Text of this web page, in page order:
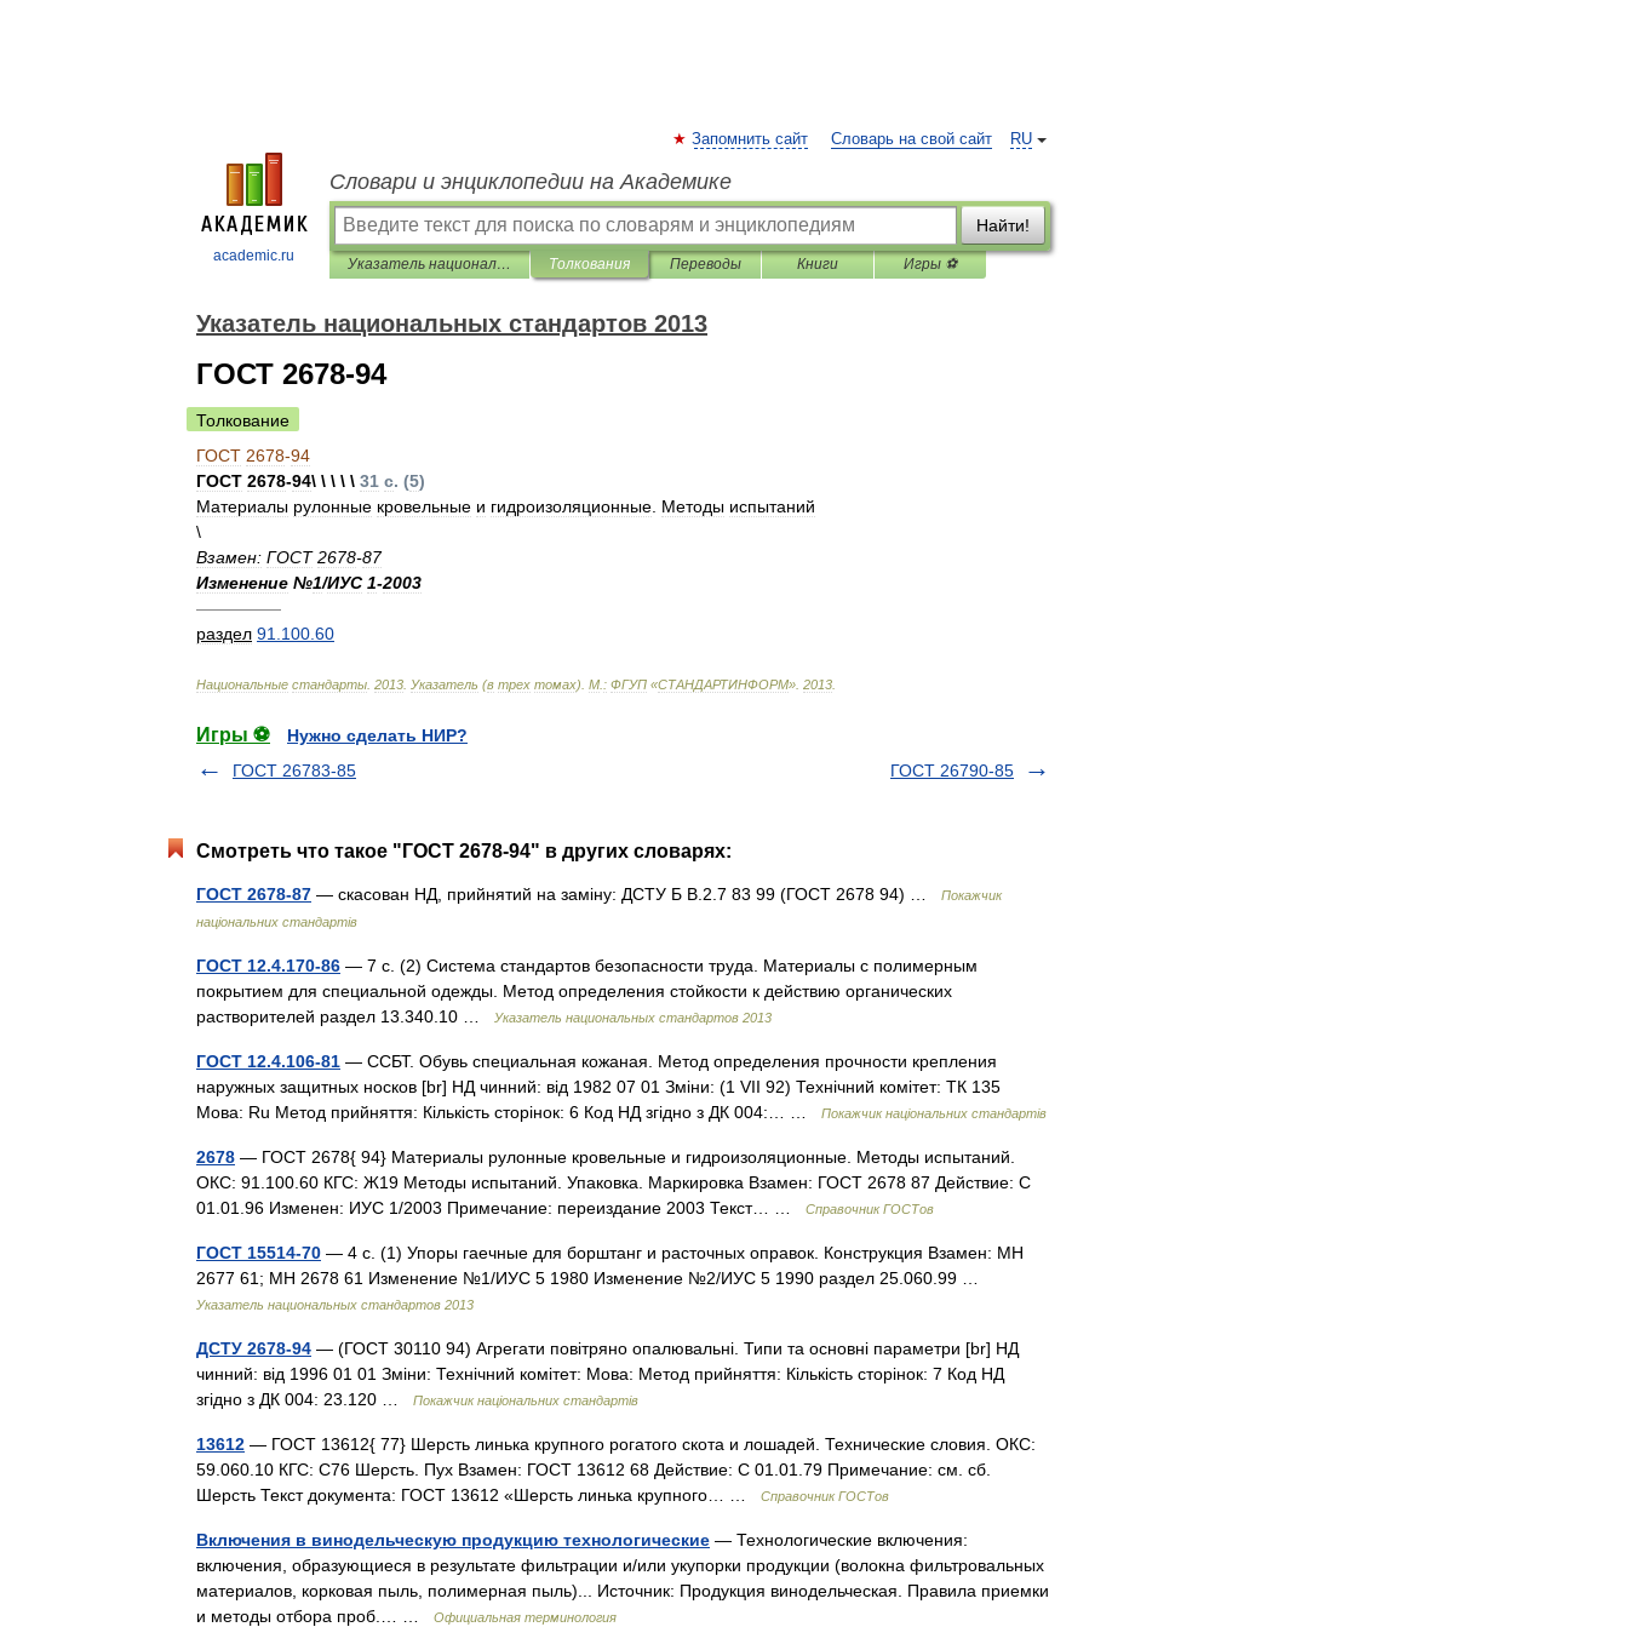
academic.ru
RU
Запомнить сайт Словарь на свой сайт
Словари и энциклопедии на Академике
Найти!
Указатель национальных стандартов 2013 Толкования Переводы Книги Игры ⚽
Указатель национальных стандартов 2013
ГОСТ 2678-94
Толкование
ГОСТ 2678-94
ГОСТ 2678-94\ \ \ \ \ 31 с. (5)
Материалы рулонные кровельные и гидроизоляционные Методы испытаний
\
Взамен: ГОСТ 2678-87
Изменение №1/ИУС 1-2003
—————
раздел 91 100 60
Национальные стандарты 2013 Указатель (в трех томах). М : ФГУП «СТАНДАРТИНФОРМ» 2013
Игры ⚽
Нужно сделать НИР?
ГОСТ 26783-85
ГОСТ 26790-85
Смотреть что такое "ГОСТ 2678-94" в других словарях:
ГОСТ 2678-87 — скасован НД, прийнятий на заміну: ДСТУ Б В.2.7 83 99 (ГОСТ 2678 94) …
Покажчик
національних стандартів
ГОСТ 12.4.170-86 — 7 с. (2) Система стандартов безопасности труда. Материалы с полимерным
покрытием для специальной одежды. Метод определения стойкости к действию органических
растворителей раздел 13.340.10 …
Указатель национальных стандартов 2013
ГОСТ 12.4.106-81 — ССБТ. Обувь специальная кожаная. Метод определения прочности крепления
наружных защитных носков [br] НД чинний: від 1982 07 01 Зміни: (1 VII 92) Технічний комітет: ТК 135
Мова: Ru Метод прийняття: Кількість сторінок: 6 Код НД згідно з ДК 004:… …
Покажчик національних стандартів
2678 — ГОСТ 2678{ 94} Материалы рулонные кровельные и гидроизоляционные. Методы испытаний.
ОКС: 91.100.60 КГС: Ж19 Методы испытаний. Упаковка. Маркировка Взамен: ГОСТ 2678 87 Действие: С
01.01.96 Изменен: ИУС 1/2003 Примечание: переиздание 2003 Текст… …
Справочник ГОСТов
ГОСТ 15514-70 — 4 с. (1) Упоры гаечные для борштанг и расточных оправок. Конструкция Взамен: МН
2677 61; МН 2678 61 Изменение №1/ИУС 5 1980 Изменение №2/ИУС 5 1990 раздел 25.060.99 …
Указатель национальных стандартов 2013
ДСТУ 2678-94 — (ГОСТ 30110 94) Агрегати повітряно опалювальні. Типи та основні параметри [br] НД
чинний: від 1996 01 01 Зміни: Технічний комітет: Мова: Метод прийняття: Кількість сторінок: 7 Код НД
згідно з ДК 004: 23.120 …
Покажчик національних стандартів
13612 — ГОСТ 13612{ 77} Шерсть линька крупного рогатого скота и лошадей. Технические словия. ОКС:
59.060.10 КГС: С76 Шерсть. Пух Взамен: ГОСТ 13612 68 Действие: С 01.01.79 Примечание: см. сб.
Шерсть Текст документа: ГОСТ 13612 «Шерсть линька крупного… …
Справочник ГОСТов
Включения в винодельческую продукцию технологические — Технологические включения:
включения, образующиеся в результате фильтрации и/или укупорки продукции (волокна фильтровальных
материалов, корковая пыль, полимерная пыль)... Источник: Продукция винодельческая. Правила приемки
и методы отбора проб.… …
Официальная терминология